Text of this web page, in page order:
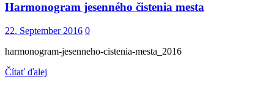
Harmonogram jesenného čistenia mesta
22. September 2016 0
harmonogram-jesenneho-cistenia-mesta_2016
Čítať ďalej